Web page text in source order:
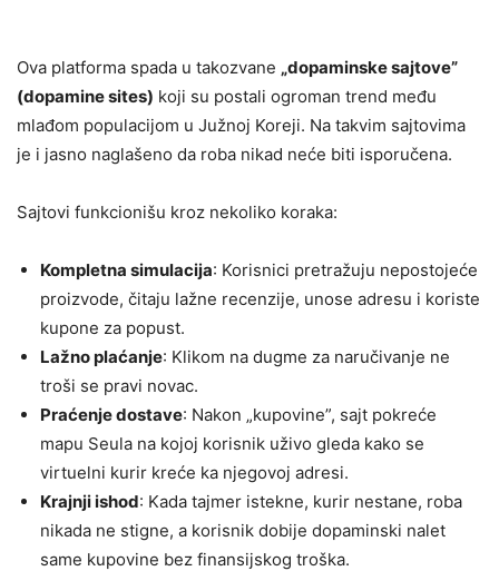
Ova platforma spada u takozvane „dopaminske sajtove”
(dopamine sites) koji su postali ogroman trend među
mlađom populacijom u Južnoj Koreji. Na takvim sajtovima
je i jasno naglašeno da roba nikad neće biti isporučena.
Sajtovi funkcionišu kroz nekoliko koraka:
Kompletna simulacija: Korisnici pretražuju nepostojeće
proizvode, čitaju lažne recenzije, unose adresu i koriste
kupone za popust.
Lažno plaćanje: Klikom na dugme za naručivanje ne
troši se pravi novac.
Praćenje dostave: Nakon „kupovine”, sajt pokreće
mapu Seula na kojoj korisnik uživo gleda kako se
virtuelni kurir kreće ka njegovoj adresi.
Krajnji ishod: Kada tajmer istekne, kurir nestane, roba
nikada ne stigne, a korisnik dobije dopaminski nalet
same kupovine bez finansijskog troška.